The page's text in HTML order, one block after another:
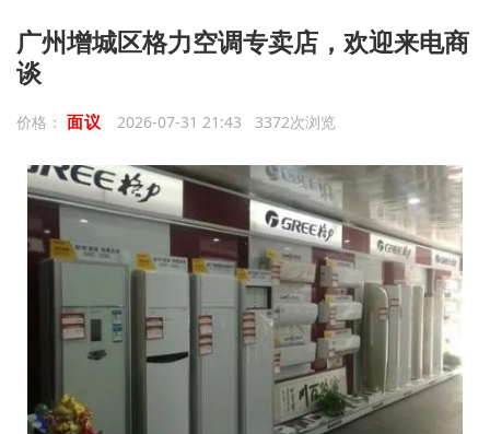
广州增城区格力空调专卖店，欢迎来电商
谈
价格： 面议 2026-07-31 21:43 3372次浏览